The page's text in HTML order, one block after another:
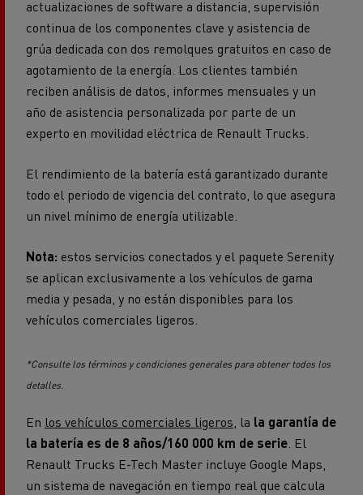
actualizaciones de software a distancia, supervisión
continua de los componentes clave y asistencia de
grúa dedicada con dos remolques gratuitos en caso de
agotamiento de la energía. Los clientes también
reciben análisis de datos, informes mensuales y un
año de asistencia personalizada por parte de un
experto en movilidad eléctrica de Renault Trucks.
El rendimiento de la batería está garantizado durante
todo el periodo de vigencia del contrato, lo que asegura
un nivel mínimo de energía utilizable.
Nota: estos servicios conectados y el paquete Serenity
se aplican exclusivamente a los vehículos de gama
media y pesada, y no están disponibles para los
vehículos comerciales ligeros.
*Consulte los términos y condiciones generales para obtener todos los
detalles.
En los vehículos comerciales ligeros, la la garantía de
la batería es de 8 años/160 000 km de serie. El
Renault Trucks E-Tech Master incluye Google Maps,
un sistema de navegación en tiempo real que calcula